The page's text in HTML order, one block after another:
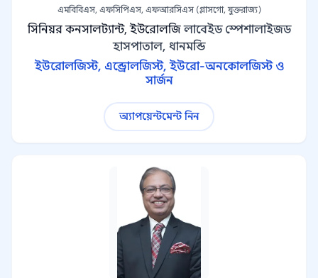
এমবিবিএস, এফসিপিএস, এফআরসিএস (গ্লাসগো, যুক্তরাজ্য)
সিনিয়র কনসালট্যান্ট, ইউরোলজি লাবেইড স্পেশালাইজড
হাসপাতাল, ধানমন্ডি
ইউরোলজিস্ট, এন্ড্রোলজিস্ট, ইউরো-অনকোলজিস্ট ও
সার্জন
অ্যাপয়েন্টমেন্ট নিন